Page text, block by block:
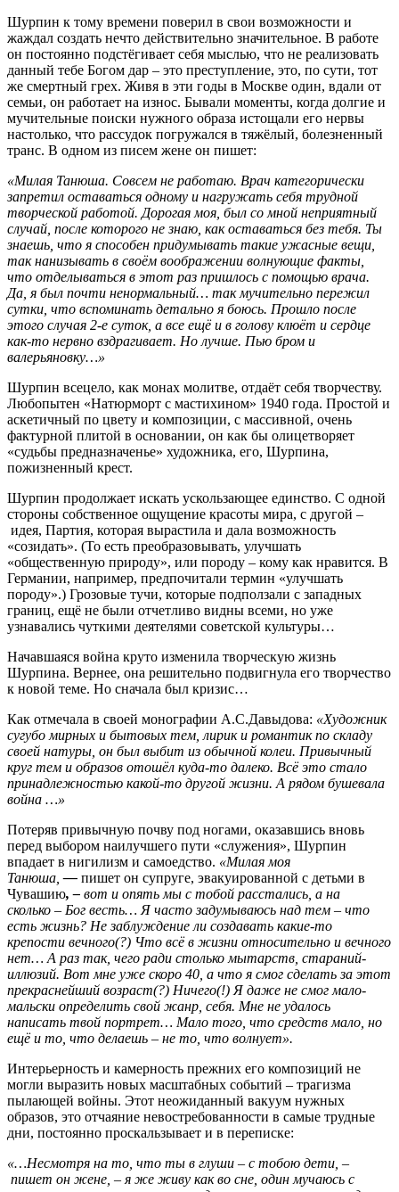
Шурпин к тому времени поверил в свои возможности и
жаждал создать нечто действительно значительное. В работе
он постоянно подстёгивает себя мыслью, что не реализовать
данный тебе Богом дар – это преступление, это, по сути, тот
же смертный грех. Живя в эти годы в Москве один, вдали от
семьи, он работает на износ. Бывали моменты, когда долгие и
мучительные поиски нужного образа истощали его нервы
настолько, что рассудок погружался в тяжёлый, болезненный
транс. В одном из писем жене он пишет:
«Милая Танюша. Совсем не работаю. Врач категорически
запретил оставаться одному и нагружать себя трудной
творческой работой. Дорогая моя, был со мной неприятный
случай, после которого не знаю, как оставаться без тебя. Ты
знаешь, что я способен придумывать такие ужасные вещи,
так нанизывать в своём воображении волнующие факты,
что отделываться в этот раз пришлось с помощью врача.
Да, я был почти ненормальный… так мучительно пережил
сутки, что вспоминать детально я боюсь. Прошло после
этого случая 2-е суток, а все ещё и в голову клюёт и сердце
как-то нервно вздрагивает. Но лучше. Пью бром и
валерьяновку…»
Шурпин всецело, как монах молитве, отдаёт себя творчеству.
Любопытен «Натюрморт с мастихином» 1940 года. Простой и
аскетичный по цвету и композиции, с массивной, очень
фактурной плитой в основании, он как бы олицетворяет
«судьбы предназначенье» художника, его, Шурпина,
пожизненный крест.
Шурпин продолжает искать ускользающее единство. С одной
стороны собственное ощущение красоты мира, с другой –
идея, Партия, которая вырастила и дала возможность
«созидать». (То есть преобразовывать, улучшать
«общественную природу», или породу – кому как нравится. В
Германии, например, предпочитали термин «улучшать
породу».) Грозовые тучи, которые подползали с западных
границ, ещё не были отчетливо видны всеми, но уже
узнавались чуткими деятелями советской культуры…
Начавшаяся война круто изменила творческую жизнь
Шурпина. Вернее, она решительно подвигнула его творчество
к новой теме. Но сначала был кризис…
Как отмечала в своей монографии А.С.Давыдова: «Художник
сугубо мирных и бытовых тем, лирик и романтик по складу
своей натуры, он был выбит из обычной колеи. Привычный
круг тем и образов отошёл куда-то далеко. Всё это стало
принадлежностью какой-то другой жизни. А рядом бушевала
война …»
Потеряв привычную почву под ногами, оказавшись вновь
перед выбором наилучшего пути «служения», Шурпин
впадает в нигилизм и самоедство. «Милая моя
Танюша,— пишет он супруге, эвакуированной с детьми в
Чувашию, – вот и опять мы с тобой расстались, а на
сколько – Бог весть… Я часто задумываюсь над тем – что
есть жизнь? Не заблуждение ли создавать какие-то
крепости вечного(?) Что всё в жизни относительно и вечного
нет… А раз так, чего ради столько мытарств, стараний-
иллюзий. Вот мне уже скоро 40, а что я смог сделать за этот
прекраснейший возраст(?) Ничего(!) Я даже не смог мало-
мальски определить свой жанр, себя. Мне не удалось
написать твой портрет… Мало того, что средств мало, но
ещё и то, что делаешь – не то, что волнует».
Интерьерность и камерность прежних его композиций не
могли выразить новых масштабных событий – трагизма
пылающей войны. Этот неожиданный вакуум нужных
образов, это отчаяние невостребованности в самые трудные
дни, постоянно проскальзывает и в переписке:
«…Несмотря на то, что ты в глуши – с тобою дети, –
пишет он жене, – я же живу как во сне, один мучаюсь с